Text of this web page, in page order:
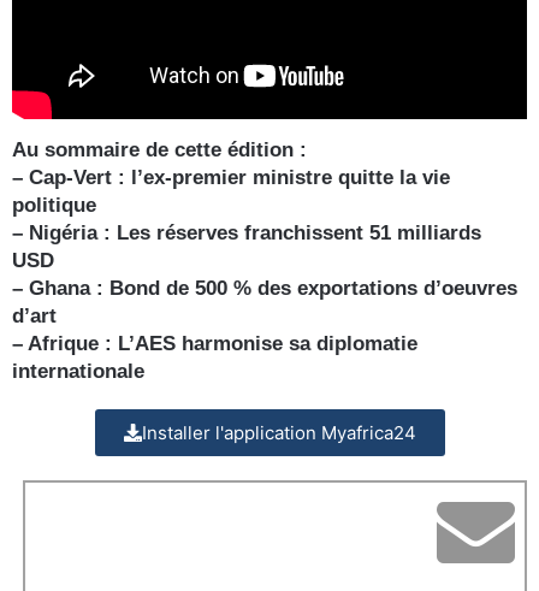
Au sommaire de cette édition :
– Cap-Vert : l’ex-premier ministre quitte la vie
politique
– Nigéria : Les réserves franchissent 51 milliards
USD
– Ghana : Bond de 500 % des exportations d’oeuvres
d’art
– Afrique : L’AES harmonise sa diplomatie
internationale
Installer l'application Myafrica24